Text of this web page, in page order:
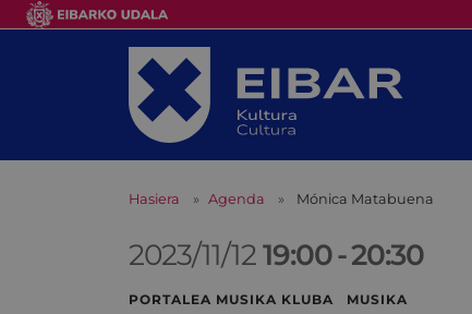
Hasiera Agenda Mónica Matabuena
2023/11/1219:00-20:30
PORTALEA MUSIKA KLUBA MUSIKA